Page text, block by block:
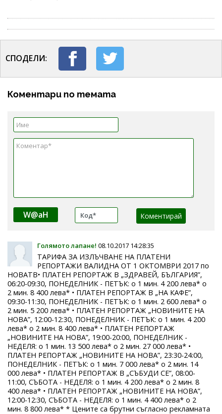
СПОДЕЛИ:
Коментари по темата
W@aH
Голямото лапане! 08.10.2017 14:28:35
ТАРИФА ЗА ИЗЛЪЧВАНЕ НА ПЛАТЕНИ
РЕПОРТАЖИ ВАЛИДНА ОТ 1 ОКТОМВРИ 2017 по
НОВАТВ• ПЛАТЕН РЕПОРТАЖ В „ЗДРАВЕЙ, БЪЛГАРИЯ”,
06:20-09:30, ПОНЕДЕЛНИК - ПЕТЪК: o 1 мин. 4 200 лева* o
2 мин. 8 400 лева* • ПЛАТЕН РЕПОРТАЖ В „НА КАФЕ”,
09:30-11:30, ПОНЕДЕЛНИК - ПЕТЪК: o 1 мин. 2 600 лева* o
2 мин. 5 200 лева* • ПЛАТЕН РЕПОРТАЖ „НОВИНИТЕ НА
НОВА”, 12:00-12:30, ПОНЕДЕЛНИК - ПЕТЪК: o 1 мин. 4 200
лева* o 2 мин. 8 400 лева* • ПЛАТЕН РЕПОРТАЖ
„НОВИНИТЕ НА НОВА”, 19:00-20:00, ПОНЕДЕЛНИК -
НЕДЕЛЯ: o 1 мин. 13 500 лева* o 2 мин. 27 000 лева* •
ПЛАТЕН РЕПОРТАЖ „НОВИНИТЕ НА НОВА”, 23:30-24:00,
ПОНЕДЕЛНИК - ПЕТЪК: o 1 мин. 7 000 лева* o 2 мин. 14
000 лева* • ПЛАТЕН РЕПОРТАЖ В „СЪБУДИ СЕ”, 08:00-
11:00, СЪБОТА - НЕДЕЛЯ: o 1 мин. 4 200 лева* o 2 мин. 8
400 лева* • ПЛАТЕН РЕПОРТАЖ „НОВИНИТЕ НА НОВА”,
12:00-12:30, СЪБОТА - НЕДЕЛЯ: o 1 мин. 4 400 лева* o 2
мин. 8 800 лева* * Цените са брутни съгласно рекламната